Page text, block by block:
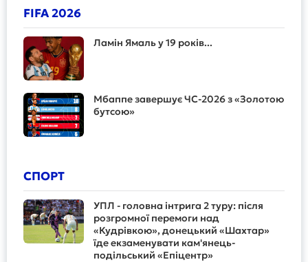
FIFA 2026
Ламін Ямаль у 19 років...
Мбаппе завершує ЧС-2026 з «Золотою
бутсою»
СПОРТ
УПЛ - головна інтрига 2 туру: після
розгромної перемоги над
«Кудрівкою», донецький «Шахтар»
їде екзаменувати кам'янець-
подільський «Епіцентр»